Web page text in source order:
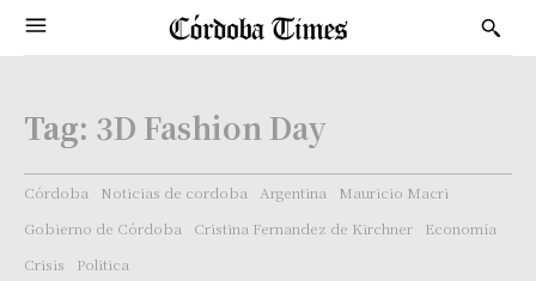
Tag: 3D Fashion Day
Córdoba Noticias de cordoba Argentina
Mauricio Macri
Gobierno de Córdoba
Cristina Fernandez de Kirchner
Economía
Crisis
Politica